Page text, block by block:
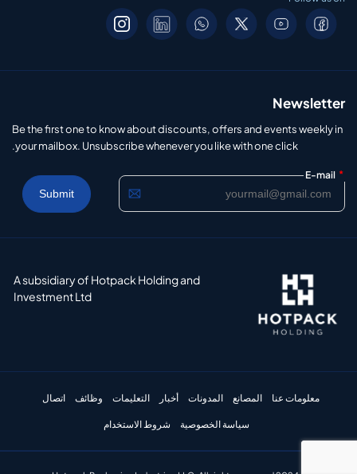
Newsletter
Be the first one to know about discounts, offers and events weekly in
your mailbox. Unsubscribe whenever you like with one click.
E-mail *
A subsidiary of Hotpack Holding and
Investment Ltd
معلومات عنا المصانع المدونات أخبار التعليمات وظائف اتصال
سياسة الخصوصية شروط الاستخدام